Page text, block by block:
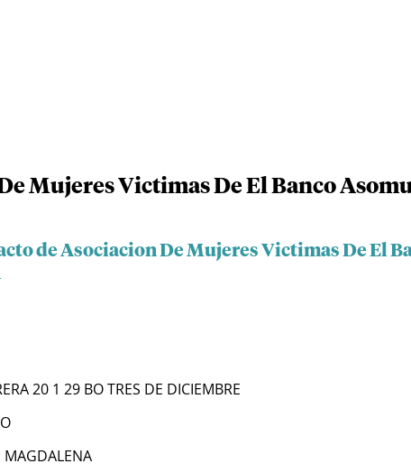
Mujeres Victimas De El Banco
de Asociacion De Mujeres Victimas De El
20 1 29 BO TRES DE DICIEMBRE
MAGDALENA